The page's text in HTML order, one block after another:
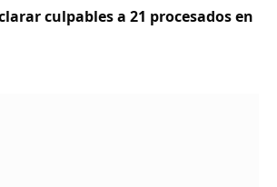
culpables a 21 procesados en